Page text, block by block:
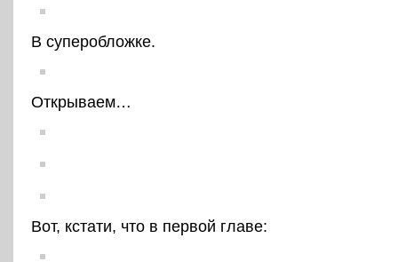
В суперобложке.
Открываем…
Вот, кстати, что в первой главе: